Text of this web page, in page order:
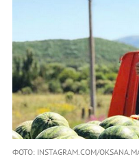
ФОТО: INSTAGRAM.COM/